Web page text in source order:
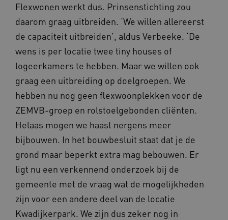
Flexwonen werkt dus. Prinsenstichting zou
daarom graag uitbreiden. ‘We willen allereerst
de capaciteit uitbreiden’, aldus Verbeeke. ‘De
wens is per locatie twee tiny houses of
logeerkamers te hebben. Maar we willen ook
graag een uitbreiding op doelgroepen. We
hebben nu nog geen flexwoonplekken voor de
ZEMVB-groep en rolstoelgebonden cliënten.
Helaas mogen we haast nergens meer
bijbouwen. In het bouwbesluit staat dat je de
grond maar beperkt extra mag bebouwen. Er
ligt nu een verkennend onderzoek bij de
gemeente met de vraag wat de mogelijkheden
zijn voor een andere deel van de locatie
Kwadijkerpark. We zijn dus zeker nog in
BCSessionID vilans.blueconic.net
ARRAffinity
Microsoft
.vilans.nl
ARRAffinitySameSite
Microsoft